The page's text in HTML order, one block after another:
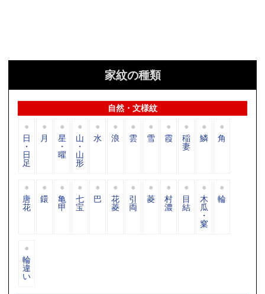
家紋の種類
自然・文様紋
日
・
日
足
月 星
・
曜
山
・
山
形
水 浪 雲 雪 霞 稲
妻
鱗 角
唐
花
鐶 亀
甲
七
宝
巴 花
菱
引
両
菱 村
濃
目
結
木
瓜
・
窠
輪
輪
違
い